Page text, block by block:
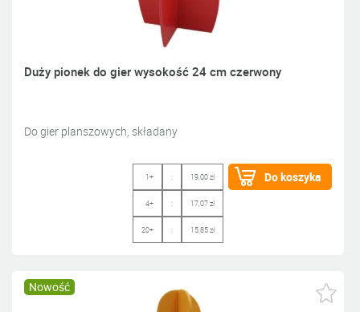
Duży pionek do gier wysokość 24 cm czerwony
Do gier planszowych, składany
1+ : 19,00 zł
4+ : 17,07 zł
20+ : 15,85 zł
Do koszyka
Nowość